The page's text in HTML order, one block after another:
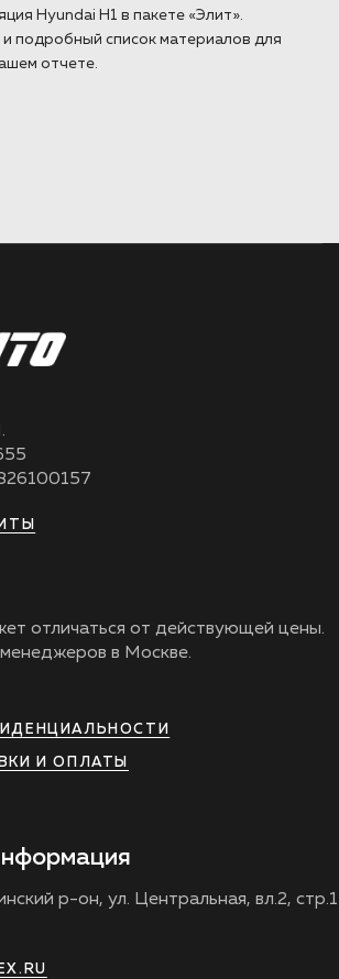
Hyundai H1 в пакете «Элит».
подробный список материалов для
отчете.
отличаться от действующей цены.
в Москве.
И ОПЛАТЫ
р-он, ул. Центральная, вл.2, стр.1